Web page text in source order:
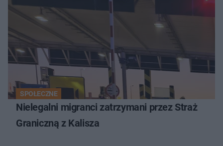
SPOŁECZNE
Nielegalni migranci zatrzymani przez Straż
Graniczną z Kalisza